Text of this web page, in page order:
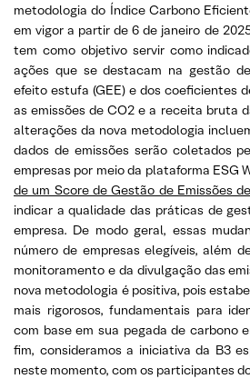
metodologia do Índice Carbono
em vigor a partir de 6 de janeiro de
tem como objetivo servir como
ações que se destacam na gestão
efeito estufa (GEE) e dos coeficientes
as emissões de CO2 e a receita bruta
alterações da nova metodologia
dados de emissões serão coletados
empresas por meio da plataforma ESG
de um Score de Gestão de Emissões
indicar a qualidade das práticas de
empresa. De modo geral, essas
número de empresas elegíveis, além
monitoramento e da divulgação das
nova metodologia é positiva, pois
mais rigorosos, fundamentais para
com base em sua pegada de carbono
fim, consideramos a iniciativa da B3
neste momento, com os participantes